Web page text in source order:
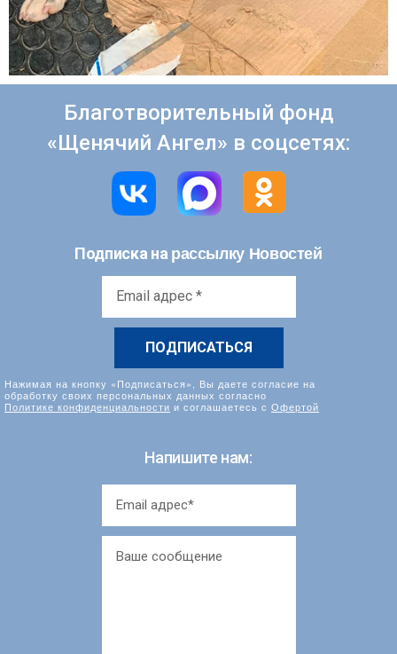
Благотворительный фонд
«Щенячий Ангел» в соцсетях:
Подписка на рассылку Новостей
Нажимая на кнопку «Подписаться», Вы даете согласие на
обработку своих персональных данных согласно
Политике конфиденциальности и соглашаетесь с Офертой
Напишите нам: